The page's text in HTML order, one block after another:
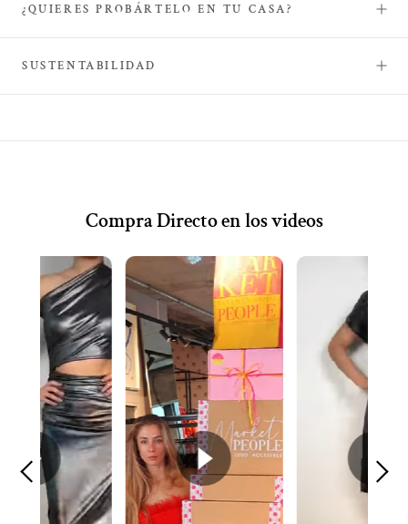
¿QUIERES PROBÁRTELO EN TU CASA?
SUSTENTABILIDAD